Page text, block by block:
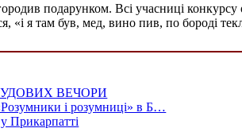
подарунком. Всі учасниці
«і я там був, мед, вино пив, по бороді
ВЕЧОРИ
і розумниці» в Б…
Прикарпатті